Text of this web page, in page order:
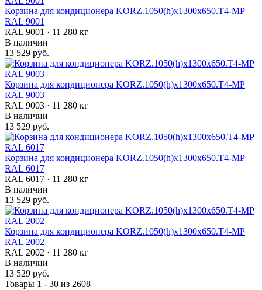
Корзина для кондиционера KORZ.1050(h)x1300x650.T4-МP
RAL 9001
RAL 9001 · 11 280 кг
В наличии
13 529 руб.
Корзина для кондиционера KORZ.1050(h)x1300x650.T4-МP
RAL 9003
RAL 9003 · 11 280 кг
В наличии
13 529 руб.
Корзина для кондиционера KORZ.1050(h)x1300x650.T4-МP
RAL 6017
RAL 6017 · 11 280 кг
В наличии
13 529 руб.
Корзина для кондиционера KORZ.1050(h)x1300x650.T4-МP
RAL 2002
RAL 2002 · 11 280 кг
В наличии
13 529 руб.
Товары 1 - 30 из 2608